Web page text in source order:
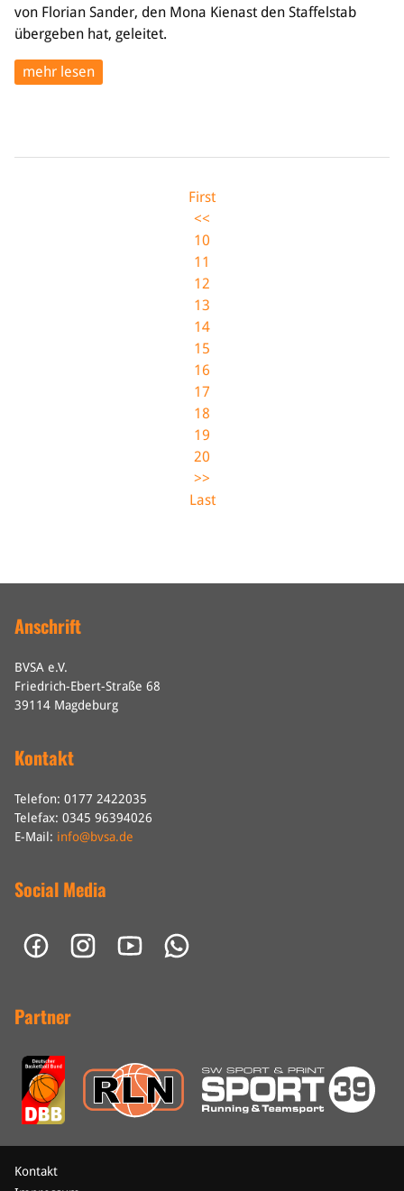
von Florian Sander, den Mona Kienast den Staffelstab
übergeben hat, geleitet.
mehr lesen
First
<<
10
11
12
13
14
15
16
17
18
19
20
>>
Last
Anschrift
BVSA e.V.
Friedrich-Ebert-Straße 68
39114 Magdeburg
Kontakt
Telefon: 0177 2422035
Telefax: 0345 96394026
E-Mail: info@bvsa.de
Social Media
Partner
Kontakt